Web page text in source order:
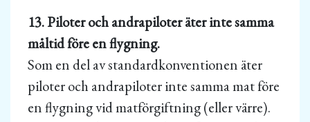
13. Piloter och andrapiloter äter inte samma
måltid före en flygning.
Som en del av standardkonventionen äter
piloter och andrapiloter inte samma mat före
en flygning vid matförgiftning (eller värre).